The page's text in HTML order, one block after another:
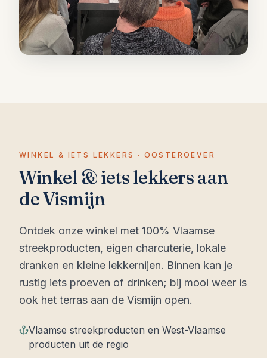
WINKEL & IETS LEKKERS · OOSTEROEVER
Winkel & iets lekkers aan
de Vismijn
Ontdek onze winkel met 100% Vlaamse
streekproducten, eigen charcuterie, lokale
dranken en kleine lekkernijen. Binnen kan je
rustig iets proeven of drinken; bij mooi weer is
ook het terras aan de Vismijn open.
Vlaamse streekproducten en West-Vlaamse
producten uit de regio